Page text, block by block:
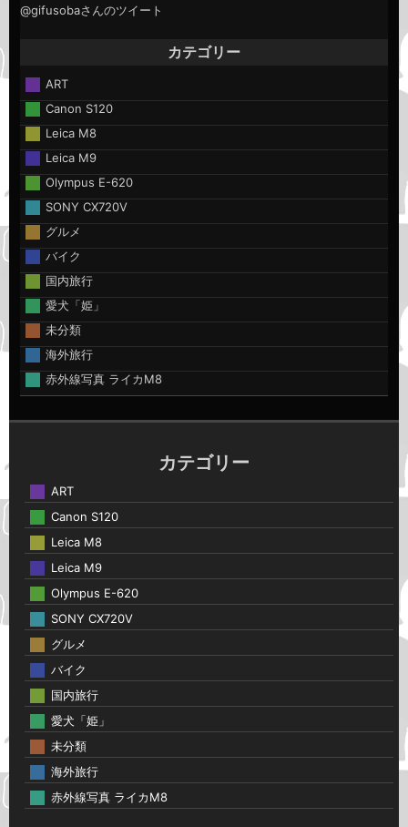
@gifusobaさんのツイート
カテゴリー
ART
Canon S120
Leica M8
Leica M9
Olympus E-620
SONY CX720V
グルメ
バイク
国内旅行
愛犬「姫」
未分類
海外旅行
赤外線写真 ライカM8
カテゴリー
ART
Canon S120
Leica M8
Leica M9
Olympus E-620
SONY CX720V
グルメ
バイク
国内旅行
愛犬「姫」
未分類
海外旅行
赤外線写真 ライカM8